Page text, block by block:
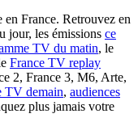
France. Retrouvez en
jour, les émissions ce
TV du matin, le
France TV replay
2, France 3, M6, Arte,
TV demain, audiences
plus jamais votre